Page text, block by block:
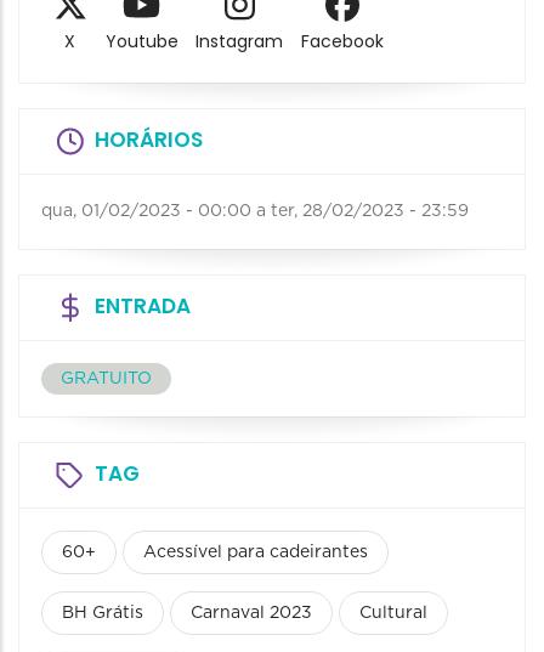
X Youtube Instagram Facebook
HORÁRIOS
qua, 01/02/2023 - 00:00 a ter, 28/02/2023 - 23:59
ENTRADA
GRATUITO
TAG
60+ Acessível para cadeirantes
BH Grátis Carnaval 2023 Cultural